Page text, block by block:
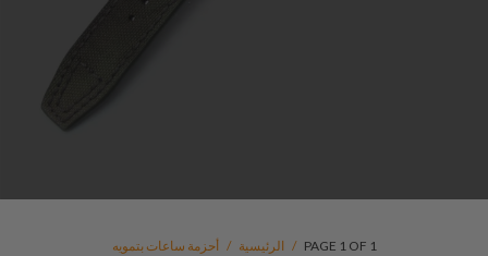
الرئيسية / أحزمة ساعات بتمويه / PAGE 1 OF 1